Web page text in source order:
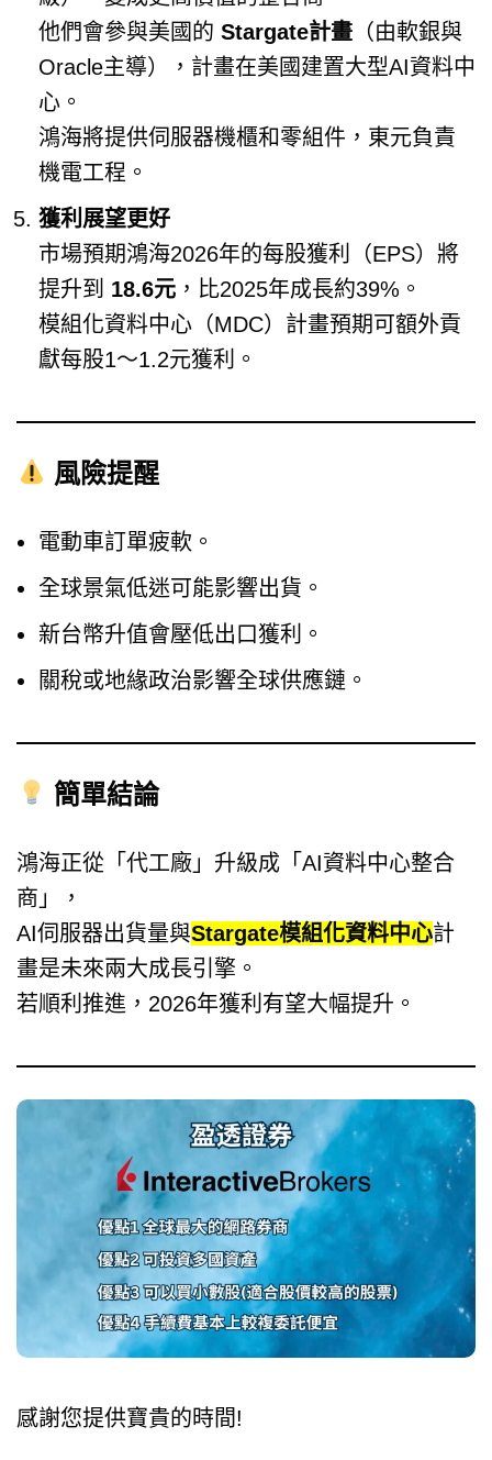
他們會參與美國的 Stargate計畫 （由軟銀與
Oracle主導），計畫在美國建置大型AI資料中
心。
鴻海將提供伺服器機櫃和零組件，東元負責
機電工程。
獲利展望更好
市場預期鴻海2026年的每股獲利（EPS）將
提升到 18.6元 ，比2025年成長約39%。
模組化資料中心（MDC）計畫預期可額外貢
獻每股1～1.2元獲利。
風險提醒
電動車訂單疲軟。
全球景氣低迷可能影響出貨。
新台幣升值會壓低出口獲利。
關稅或地緣政治影響全球供應鏈。
簡單結論
鴻海正從「代工廠」升級成「AI資料中心整合
商」，
AI伺服器出貨量與Stargate模組化資料中心計
畫是未來兩大成長引擎。
若順利推進，2026年獲利有望大幅提升。
感謝您提供寶貴的時間!